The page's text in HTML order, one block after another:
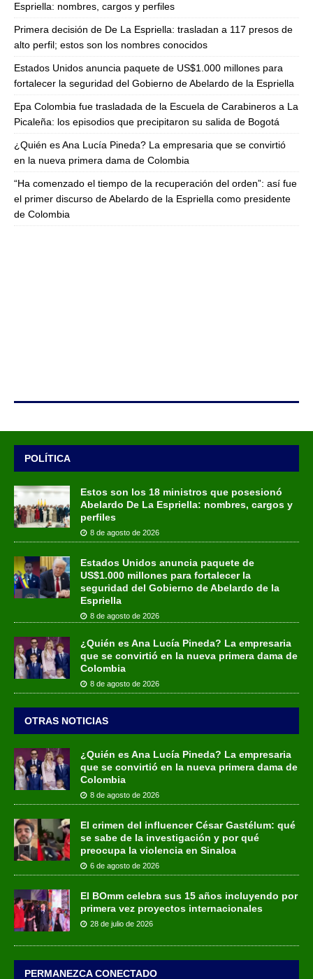
Espriella: nombres, cargos y perfiles
Primera decisión de De La Espriella: trasladan a 117 presos de
alto perfil; estos son los nombres conocidos
Estados Unidos anuncia paquete de US$1.000 millones para
fortalecer la seguridad del Gobierno de Abelardo de la Espriella
Epa Colombia fue trasladada de la Escuela de Carabineros a La
Picaleña: los episodios que precipitaron su salida de Bogotá
¿Quién es Ana Lucía Pineda? La empresaria que se convirtió
en la nueva primera dama de Colombia
“Ha comenzado el tiempo de la recuperación del orden”: así fue
el primer discurso de Abelardo de la Espriella como presidente
de Colombia
POLÍTICA
Estos son los 18 ministros que posesionó
Abelardo De La Espriella: nombres, cargos y
perfiles
8 de agosto de 2026
Estados Unidos anuncia paquete de
US$1.000 millones para fortalecer la
seguridad del Gobierno de Abelardo de la
Espriella
8 de agosto de 2026
¿Quién es Ana Lucía Pineda? La empresaria
que se convirtió en la nueva primera dama de
Colombia
8 de agosto de 2026
OTRAS NOTICIAS
¿Quién es Ana Lucía Pineda? La empresaria
que se convirtió en la nueva primera dama de
Colombia
8 de agosto de 2026
El crimen del influencer César Gastélum: qué
se sabe de la investigación y por qué
preocupa la violencia en Sinaloa
6 de agosto de 2026
El BOmm celebra sus 15 años incluyendo por
primera vez proyectos internacionales
28 de julio de 2026
PERMANEZCA CONECTADO